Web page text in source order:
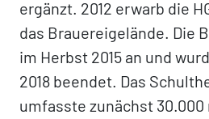
ergänzt. 2012 erwarb die
das Brauereigelände. Die
im Herbst 2015 an und
2018 beendet. Das
umfasste zunächst 30.000